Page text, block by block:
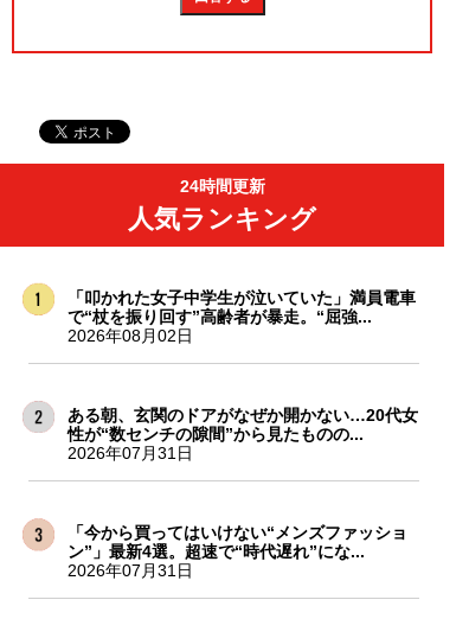
24時間更新
人気ランキング
「叩かれた女子中学生が泣いていた」満員電車
で“杖を振り回す”高齢者が暴走。“屈強...
2026年08月02日
ある朝、玄関のドアがなぜか開かない…20代女
性が“数センチの隙間”から見たものの...
2026年07月31日
「今から買ってはいけない“メンズファッショ
ン”」最新4選。超速で“時代遅れ”にな...
2026年07月31日